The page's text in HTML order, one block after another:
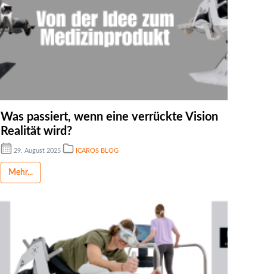
Was passiert, wenn eine verrückte Vision
Realität wird?
29. August 2025 ICAROS BLOG
Mehr...